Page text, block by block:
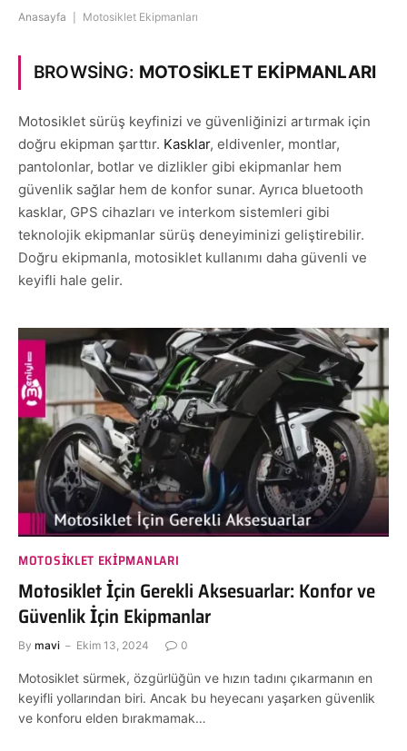
Anasayfa Motosiklet Ekipmanları
BROWSING: MOTOSIKLET EKIPMANLARI
Motosiklet sürüş keyfinizi ve güvenliğinizi artırmak için
doğru ekipman şarttır. Kasklar, eldivenler, montlar,
pantolonlar, botlar ve dizlikler gibi ekipmanlar hem
güvenlik sağlar hem de konfor sunar. Ayrıca bluetooth
kasklar, GPS cihazları ve interkom sistemleri gibi
teknolojik ekipmanlar sürüş deneyiminizi geliştirebilir.
Doğru ekipmanla, motosiklet kullanımı daha güvenli ve
keyifli hale gelir.
MOTOSIKLET EKIPMANLARI
Motosiklet İçin Gerekli Aksesuarlar: Konfor ve
Güvenlik İçin Ekipmanlar
By mavi Ekim 13, 2024 0
Motosiklet sürmek, özgürlüğün ve hızın tadını çıkarmanın en
keyifli yollarından biri. Ancak bu heyecanı yaşarken güvenlik
ve konforu elden bırakmamak…